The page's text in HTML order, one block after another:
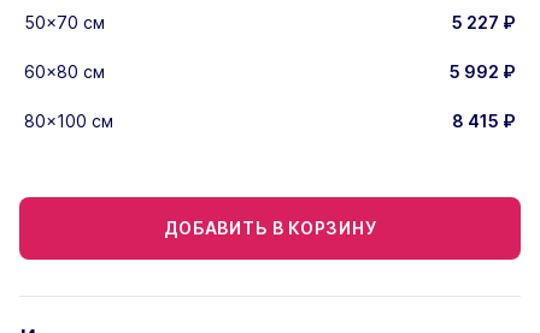
50×70 см 5 227 ₽
60×80 см 5 992 ₽
80×100 см 8 415 ₽
ДОБАВИТЬ В КОРЗИНУ